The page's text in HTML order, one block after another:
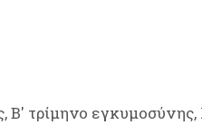
τρίμηνο εγκυμοσύνης,